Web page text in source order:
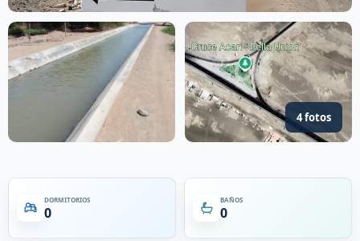
4 fotos
DORMITORIOS
0
BAÑOS
0